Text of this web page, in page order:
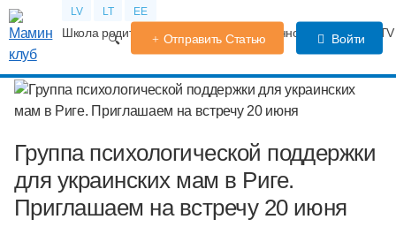
LV LT EE
Школа родителей Календарь беременности Форум
Отправить Статью Войти
Группа психологической поддержки
для украинских мам в Риге.
Приглашаем на встречу 20 июня